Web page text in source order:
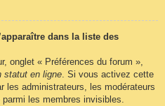
dans la liste des
onglet « Préférences du forum »,
statut en ligne . Si vous activez cette
les administrateurs, les modérateurs
les membres invisibles.